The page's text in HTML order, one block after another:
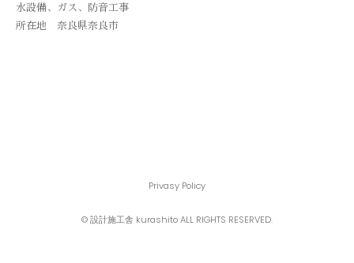
水設備、ガス、防音工事
所在地 奈良県奈良市
Privasy Policy
© 設計施工舎 kurashito ALL RIGHTS RESERVED.